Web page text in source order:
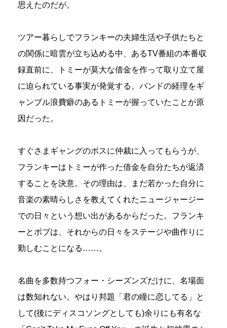
思えたのだが。
ツアー暮らしでフランキーの夫婦生活や子供たちと
の関係に暗雲が立ち込める中、あるTV番組の本番収
録直前に、トミーが莫大な借金を作って取り立て屋
に迫られている事実が発覚する。バンドの経理をギ
ャンブル浪費癖のあるトミーが握っていたことが原
因だった。
すぐさまギャングのボスに仲裁に入ってもらうが、
フランキーはトミーが作った借金を自分たちが返済
することを決意。その理由は、まだ若かった自分に
音楽の素晴らしさを教えてくれたニュージャージー
での日々という想い出があるからだった。フランキ
ーとボブは、それからの日々をステージや曲作りに
勤しむことになる……。
名曲を多数持つフォー・シーズンズだけに、名場面
は数知れない。やはり邦題「君の瞳に恋してる」と
して(後にディスコソングとしても)余りにも有名な